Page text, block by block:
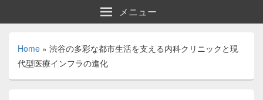
メニュー
Home » 渋谷の多彩な都市生活を支える内科クリニックと現
代型医療インフラの進化